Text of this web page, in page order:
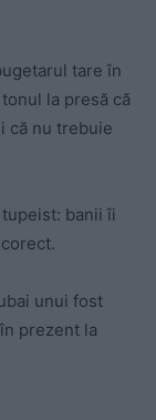
tare în
la presă că
că nu trebuie
banii îi
unui fost
prezent la